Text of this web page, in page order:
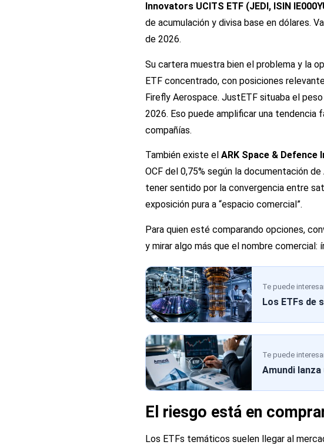
Innovators UCITS ETF (JEDI, ISIN
de acumulación y divisa base en dólares.
de 2026.
Su cartera muestra bien el problema y la
ETF concentrado, con posiciones
Firefly Aerospace. JustETF situaba el
2026. Eso puede amplificar una tendencia
compañías.
También existe el ARK Space & Defence
OCF del 0,75% según la documentación
tener sentido por la convergencia entre
exposición pura a “espacio comercial”.
Para quien esté comparando opciones,
y mirar algo más que el nombre
Te puede
Los ETFs de
Te puede
Amundi lanza
El riesgo está en
Los ETFs temáticos suelen llegar al